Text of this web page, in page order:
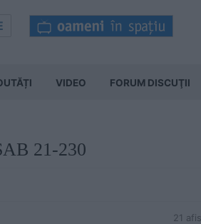
VIDEO FORUM DISCUŢII
21-230
21